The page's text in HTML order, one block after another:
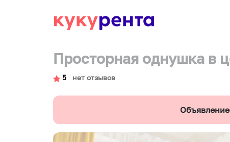
Просторная однушка в
5 ∙ нет отзывов